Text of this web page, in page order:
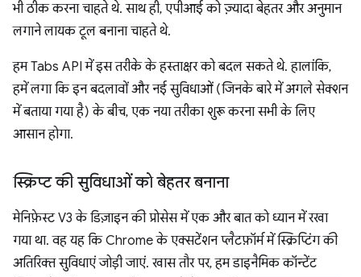
भी ठीक करना चाहते थे. साथ ही, एपीआई को ज़्यादा बेहतर और अनुमान
लगाने लायक टूल बनाना चाहते थे.
हम Tabs API में इस तरीके के हस्ताक्षर को बदल सकते थे. हालांकि,
हमें लगा कि इन बदलावों और नई सुविधाओं (जिनके बारे में अगले सेक्शन
में बताया गया है) के बीच, एक नया तरीका शुरू करना सभी के लिए
आसान होगा.
स्क्रिप्ट की सुविधाओं को बेहतर बनाना
मेनिफ़ेस्ट V3 के डिज़ाइन की प्रोसेस में एक और बात को ध्यान में रखा
गया था. वह यह कि Chrome के एक्सटेंशन प्लैटफ़ॉर्म में स्क्रिप्टिंग की
अतिरिक्त सुविधाएं जोड़ी जाएं. खास तौर पर, हम डाइनैमिक कॉन्टेंट